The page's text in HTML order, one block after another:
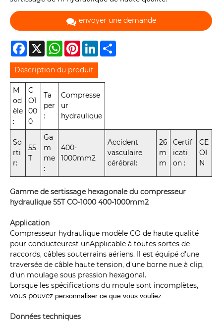
envoyer une demande
Facebook
X WhatsAppPinterestLinkedIn
Description du produit
M
od
èle
:
C
O1
00
0
Ta
per
:
Compresse
ur
hydraulique
So
rti
r:
55
T
Ga
m
me
:
400-
1000mm2
Accident
vasculaire
cérébral:
26
m
m
Certif
icati
on :
CE
OI
N
Gamme de sertissage hexagonale du compresseur
hydraulique 55T CO-1000 400-1000mm2
Application
Compresseur hydraulique modèle CO de haute qualité
pour conducteurest unApplicable à toutes sortes de
raccords, câbles souterrains aériens. Il est équipé d'une
traversée de câble haute tension, d'une borne nue à clip,
d'un moulage sous pression hexagonal.
Lorsque les spécifications du moule sont incomplètes,
vous pouvez personnaliser ce que vous vouliez.
Données techniques